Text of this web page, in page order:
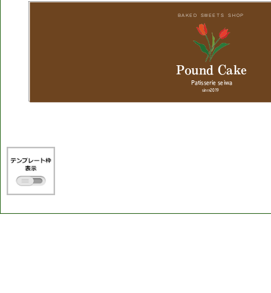
ＢＡＫＥＤ ＳＷＥＥＴＳ ＳＨＯＰ
Patisserie seiwa
since2019
Pound Cake